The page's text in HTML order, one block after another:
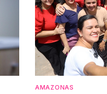
AMAZONAS